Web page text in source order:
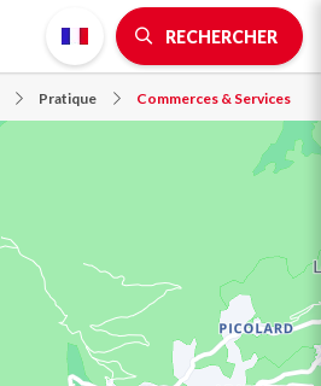
RECHERCHER
Pratique Commerces & Services